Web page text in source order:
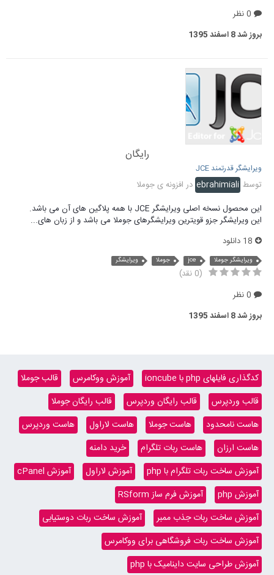
بروز شد8 اسفند 1395
رایگان
ویرایشگر قدرتمند JCE
توسط ebrahimiali در افزونه ی جوملا
این محصول نسخه اصلی ویرایشگر JCE با همه پلاگین های آن می باشد.
این ویرایشگر جزو قویترین ویرایشگرهای جوملا می باشد و از زبان های...
ویرایشگر جوملا jce جوملا ویرایشگر
(0 نقد)
بروز شد8 اسفند 1395
کدگذاری فایلهای php با ioncube آموزش ووکامرس
قالب جوملا
قالب وردپرس
قالب رایگان وردپرس
قالب رایگان جوملا
هاست نامحدود
هاست جوملا هاست لاراول
هاست وردپرس
هاست ارزان
هاست ربات تلگرام
خرید دامنه
آموزش ساخت ربات تلگرام با php
آموزش لاراول
آموزش cPanel
آموزش php
آموزش فرم ساز RSform
آموزش ساخت ربات جذب ممبر
آموزش ساخت ربات دوستیابی
آموزش ساخت ربات فروشگاهی برای ووکامرس
آموزش طراحی سایت داینامیک با php